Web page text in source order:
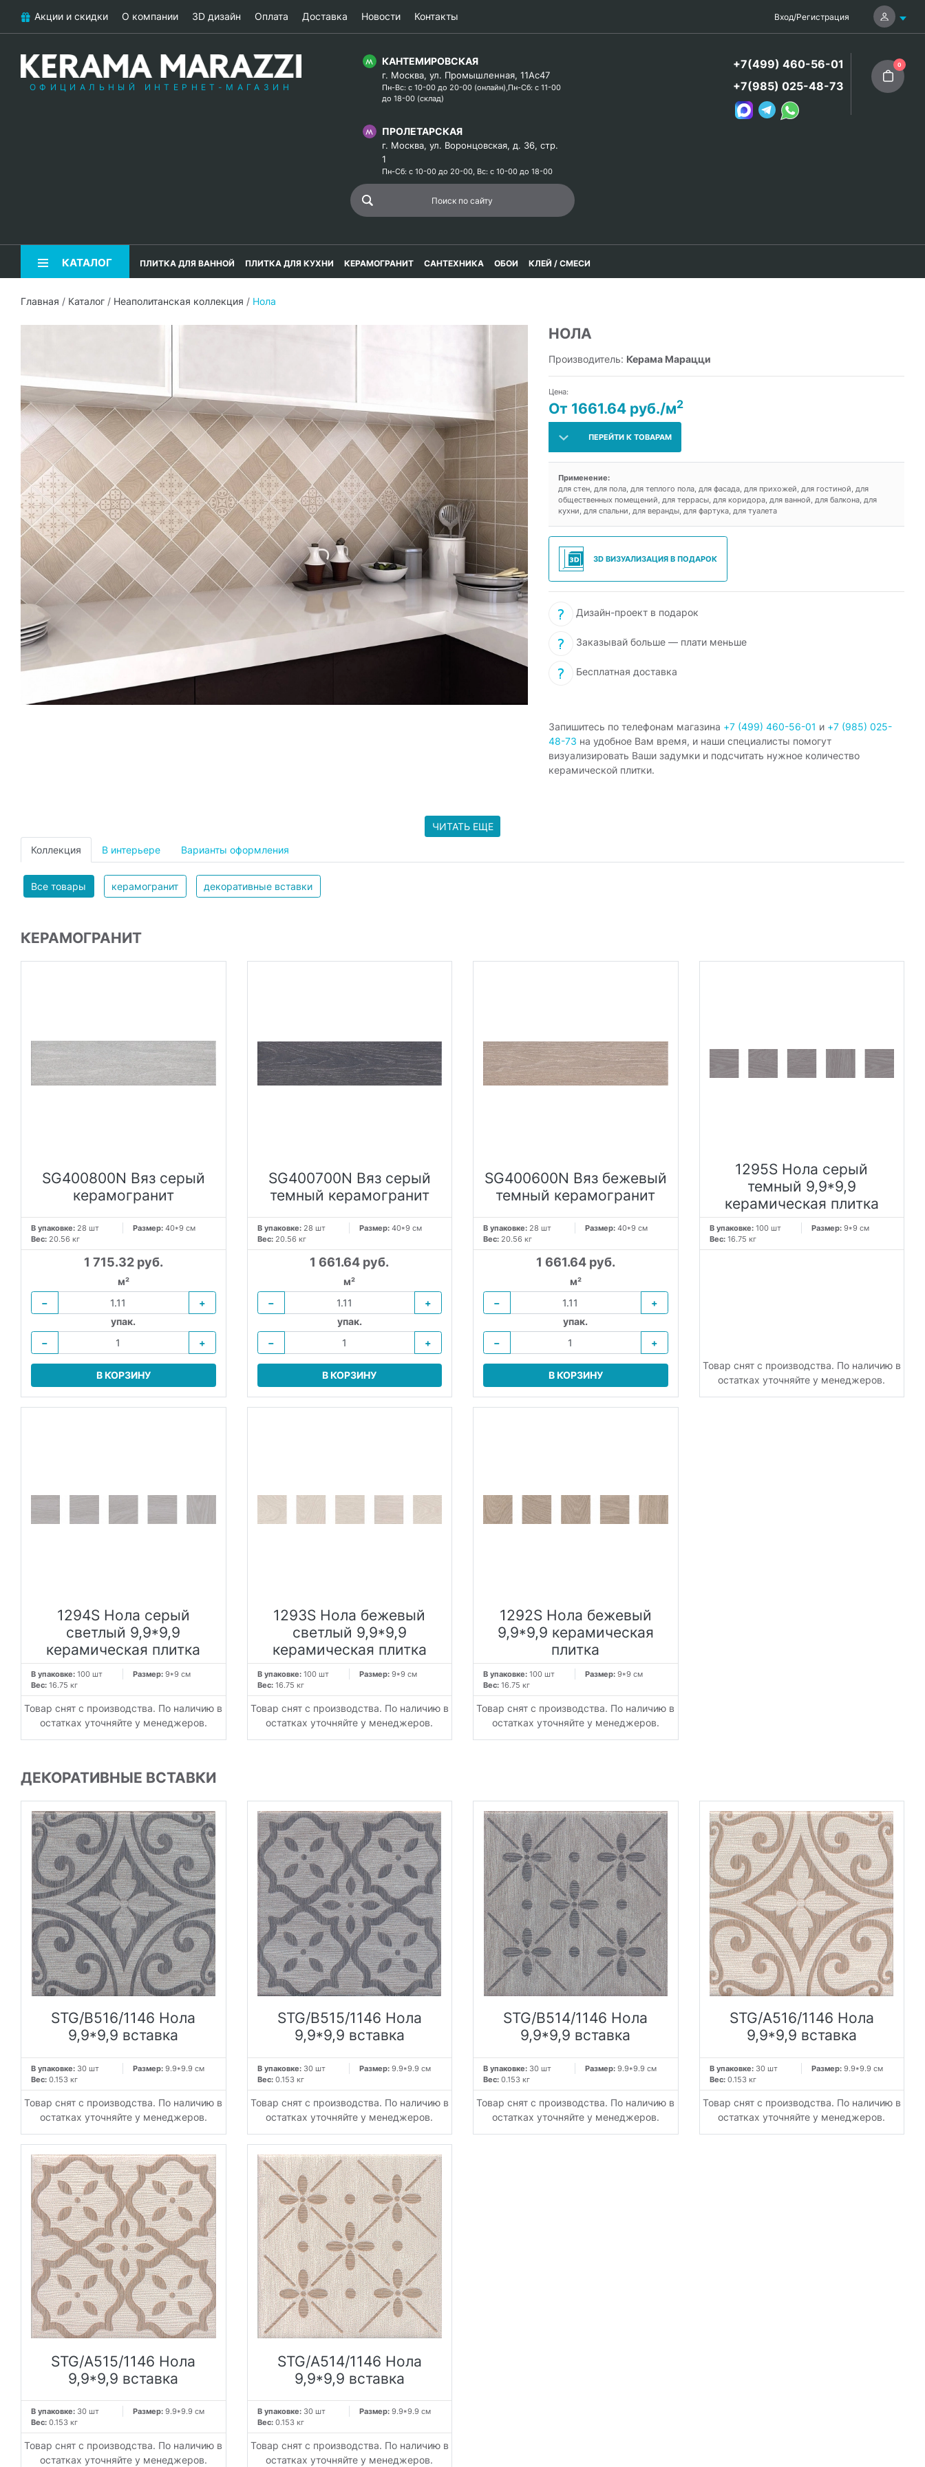
Акции и скидки О компании 3D дизайн Оплата Доставка Новости Контакты Вход/Регистрация
ОФИЦИАЛЬНЫЙ ИНТЕРНЕТ-МАГАЗИН
КАНТЕМИРОВСКАЯ
г. Москва, ул. Промышленная, 11Ас47
Пн-Вс: с 10-00 до 20-00 (онлайн),Пн-Сб: с 11-00
до 18-00 (склад)
ПРОЛЕТАРСКАЯ
г. Москва, ул. Воронцовская, д. 36, стр.
1
Пн-Сб: с 10-00 до 20-00, Вс: с 10-00 до 18-00
+7(499) 460-56-01
+7(985) 025-48-73
0
КАТАЛОГ ПЛИТКА ДЛЯ ВАННОЙ ПЛИТКА ДЛЯ КУХНИ КЕРАМОГРАНИТ САНТЕХНИКА ОБОИ КЛЕЙ / СМЕСИ
Главная / Каталог / Неаполитанская коллекция / Нола
НОЛА
Производитель: Керама Марацци
Цена:
От 1661.64 руб./м2
ПЕРЕЙТИ К ТОВАРАМ
Применение:
для стен, для пола, для теплого пола, для фасада, для прихожей, для гостиной, для
общественных помещений, для террасы, для коридора, для ванной, для балкона, для
кухни, для спальни, для веранды, для фартука, для туалета
3D ВИЗУАЛИЗАЦИЯ В ПОДАРОК
Дизайн-проект в подарок
Заказывай больше — плати меньше
Бесплатная доставка
Запишитесь по телефонам магазина +7 (499) 460-56-01 и +7 (985) 025-
48-73 на удобное Вам время, и наши специалисты помогут
визуализировать Ваши задумки и подсчитать нужное количество
керамической плитки.
ЧИТАТЬ ЕЩЕ
Коллекция В интерьере Варианты оформления
Все товары керамогранит декоративные вставки
КЕРАМОГРАНИТ
SG400800N Вяз серый
керамогранит
В упаковке: 28 шт Размер:40*9 см
Вес: 20.56 кг
1 715.32 руб.
м²
−
+
упак.
−
+
В КОРЗИНУ
SG400700N Вяз серый
темный керамогранит
В упаковке:28 шт Размер: 40*9 см
Вес: 20.56 кг
1 661.64 руб.
м²
−
+
упак.
−
+
В КОРЗИНУ
SG400600N Вяз бежевый
темный керамогранит
В упаковке: 28 шт Размер:40*9 см
Вес: 20.56 кг
1 661.64 руб.
м²
−
+
упак.
−
+
В КОРЗИНУ
1295S Нола серый
темный 9,9*9,9
керамическая плитка
В упаковке:100 шт Размер: 9*9 см
Вес: 16.75 кг
Товар снят с производства. По наличию в
остатках уточняйте у менеджеров.
1294S Нола серый
светлый 9,9*9,9
керамическая плитка
В упаковке: 100 шт Размер:9*9 см
Вес: 16.75 кг
Товар снят с производства. По наличию в
остатках уточняйте у менеджеров.
1293S Нола бежевый
светлый 9,9*9,9
керамическая плитка
В упаковке:100 шт Размер: 9*9 см
Вес: 16.75 кг
Товар снят с производства. По наличию в
остатках уточняйте у менеджеров.
1292S Нола бежевый
9,9*9,9 керамическая
плитка
В упаковке: 100 шт Размер:9*9 см
Вес: 16.75 кг
Товар снят с производства. По наличию в
остатках уточняйте у менеджеров.
ДЕКОРАТИВНЫЕ ВСТАВКИ
STG/B516/1146 Нола
9,9*9,9 вставка
В упаковке: 30 шт Размер:9.9*9.9 см
Вес: 0.153 кг
Товар снят с производства. По наличию в
остатках уточняйте у менеджеров.
STG/B515/1146 Нола
9,9*9,9 вставка
В упаковке:30 шт Размер: 9.9*9.9 см
Вес: 0.153 кг
Товар снят с производства. По наличию в
остатках уточняйте у менеджеров.
STG/B514/1146 Нола
9,9*9,9 вставка
В упаковке: 30 шт Размер:9.9*9.9 см
Вес: 0.153 кг
Товар снят с производства. По наличию в
остатках уточняйте у менеджеров.
STG/A516/1146 Нола
9,9*9,9 вставка
В упаковке:30 шт Размер: 9.9*9.9 см
Вес: 0.153 кг
Товар снят с производства. По наличию в
остатках уточняйте у менеджеров.
STG/A515/1146 Нола
9,9*9,9 вставка
В упаковке: 30 шт Размер:9.9*9.9 см
Вес: 0.153 кг
Товар снят с производства. По наличию в
остатках уточняйте у менеджеров.
STG/A514/1146 Нола
9,9*9,9 вставка
В упаковке:30 шт Размер: 9.9*9.9 см
Вес: 0.153 кг
Товар снят с производства. По наличию в
остатках уточняйте у менеджеров.